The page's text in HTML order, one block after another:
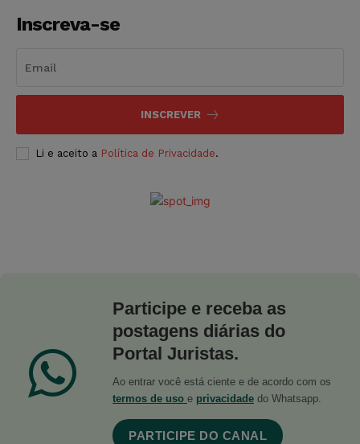
Inscreva-se
INSCREVER
Li e aceito a Política de Privacidade.
Participe e receba as
postagens diárias do
Portal Juristas.
Ao entrar você está ciente e de acordo com os
termos de uso e privacidade do Whatsapp.
PARTICIPE DO CANAL